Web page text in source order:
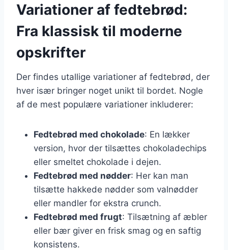
Variationer af fedtebrød:
Fra klassisk til moderne
opskrifter
Der findes utallige variationer af fedtebrød, der
hver især bringer noget unikt til bordet. Nogle
af de mest populære variationer inkluderer:
Fedtebrød med chokolade: En lækker
version, hvor der tilsættes chokoladechips
eller smeltet chokolade i dejen.
Fedtebrød med nødder: Her kan man
tilsætte hakkede nødder som valnødder
eller mandler for ekstra crunch.
Fedtebrød med frugt: Tilsætning af æbler
eller bær giver en frisk smag og en saftig
konsistens.